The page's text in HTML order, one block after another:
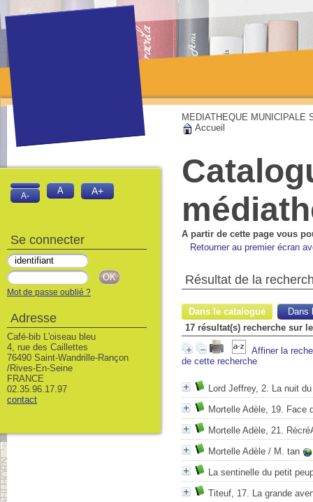
MEDIATHEQUE MUNICIPALE
Accueil
A partir de cette page vous
Retourner au premier écran
Résultat de la
Dans le catalogue
Dans
17 résultat(s) recherche sur
Affiner la
de cette recherche
Lord Jeffrey, 2. La nuit
Mortelle Adèle, 19. Face
Mortelle Adèle, 21.
Mortelle Adèle / M. tan
La sentinelle du petit
Titeuf, 17. La grande
A- A A+
Se connecter
Mot de passe oublié ?
Adresse
Café-bib L'oiseau bleu
4, rue des Caillettes
76490 Saint-Wandrille-Rançon
/Rives-En-Seine
FRANCE
02.35.96.17.97
contact